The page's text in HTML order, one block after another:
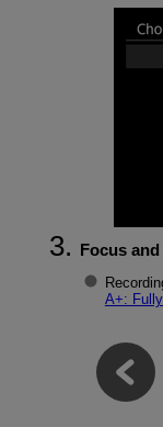
Focus
A+: